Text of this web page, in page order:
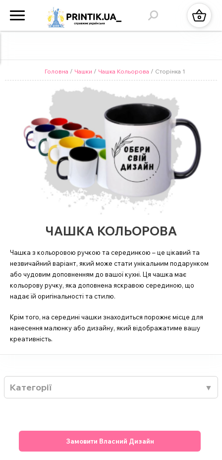
Головна / Чашки / Чашка Кольорова / Сторінка 1
ЧАШКА КОЛЬОРОВА
Чашка з кольоровою ручкою та серединкою – це цікавий та
незвичайний варіант, який може стати унікальним подарунком
або чудовим доповненням до вашої кухні. Ця чашка має
кольорову ручку, яка доповнена яскравою серединою, що
надає їй оригінальності та стилю.
Крім того, на середині чашки знаходиться порожнє місце для
нанесення малюнку або дизайну, який відображатиме вашу
креативність.
Категорії
Замовити Власний Дизайн